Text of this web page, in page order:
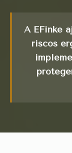
A EFinke
riscos